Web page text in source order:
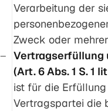
Verarbeitung der
Zweck oder
Vertragserfüllung
(Art. 6 Abs. 1 S. 1
ist für die
Vertragspartei die